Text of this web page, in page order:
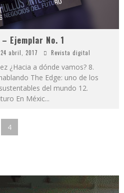
Ejemplar No. 1
24 abril, 2017 Revista digital
¿Hacia a dónde vamos? 8.
The Edge: uno de los
del mundo 12.
En Méxic...
4